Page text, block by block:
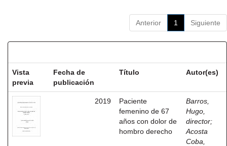
Anterior 1 Siguiente
Vista
previa
Fecha de
publicación
Título Autor(es)
2019
Paciente
femenino de 67
años con dolor de
hombro derecho
Barros,
Hugo,
director;
Acosta
Coba,